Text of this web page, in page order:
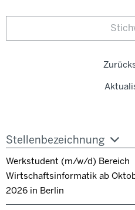
Stellenbezeichnung
Werkstudent (m/w/d) Bereich
Wirtschaftsinformatik ab
2026 in Berlin